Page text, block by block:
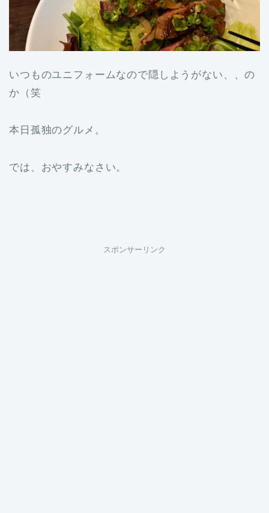
いつものユニフォームなので隠しようがない、、の
か（笑
本日孤独のグルメ。
では、おやすみなさい。
スポンサーリンク